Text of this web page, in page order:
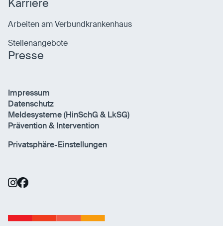
Karriere
Arbeiten am Verbundkrankenhaus
Stellenangebote
Presse
Impressum
Datenschutz
Meldesysteme (HinSchG & LkSG)
Prävention & Intervention
Privatsphäre-Einstellungen